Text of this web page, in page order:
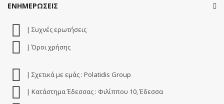
ΕΝΗΜΕΡΩΣΕΙΣ
| Συχνές ερωτήσεις
| Όροι χρήσης
| Σχετικά με εμάς : Polatidis Group
| Κατάστημα Έδεσσας : Φιλίππου 10, Έδεσσα